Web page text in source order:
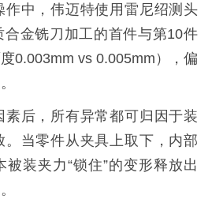
作中，伟迈特使用雷尼绍测头
金铣刀加工的首件与第10件
0.003mm vs 0.005mm），偏
后，所有异常都可归因于装
当零件从夹具上取下，内部
装夹力“锁住”的变形释放出